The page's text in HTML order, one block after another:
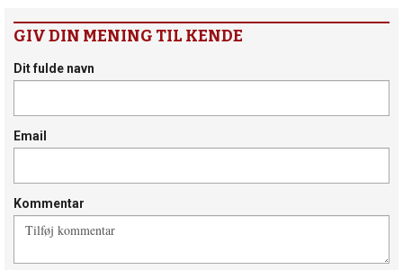
GIV DIN MENING TIL KENDE
Dit fulde navn
Email
Kommentar